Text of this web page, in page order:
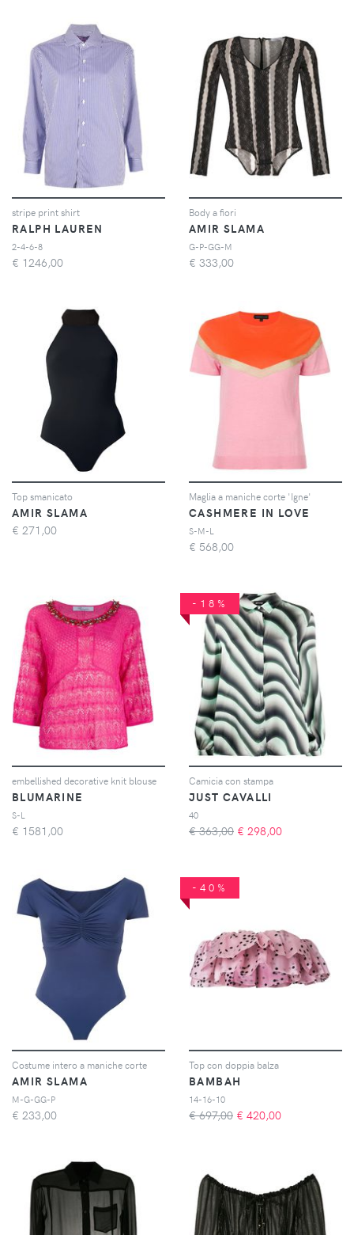
stripe print shirt
RALPH LAUREN
2-4-6-8
€ 1246,00
Body a fiori
AMIR SLAMA
G-P-GG-M
€ 333,00
Top smanicato
AMIR SLAMA
€ 271,00
Maglia a maniche corte 'Igne'
CASHMERE IN LOVE
S-M-L
€ 568,00
embellished decorative knit blouse
BLUMARINE
S-L
€ 1581,00
-18%
Camicia con stampa
JUST CAVALLI
40
€ 363,00 € 298,00
Costume intero a maniche corte
AMIR SLAMA
M-G-GG-P
€ 233,00
-40%
Top con doppia balza
BAMBAH
14-16-10
€ 697,00 € 420,00